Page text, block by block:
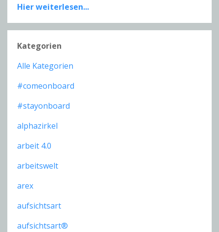
Hier weiterlesen...
Kategorien
Alle Kategorien
#comeonboard
#stayonboard
alphazirkel
arbeit 4.0
arbeitswelt
arex
aufsichtsart
aufsichtsart®